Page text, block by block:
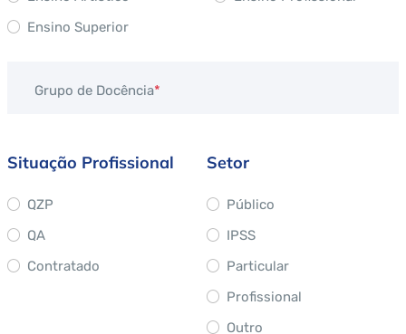
Ensino Superior
Grupo de Docência
Situação Profissional
QZP
QA
Contratado
Setor
Público
IPSS
Particular
Profissional
Outro